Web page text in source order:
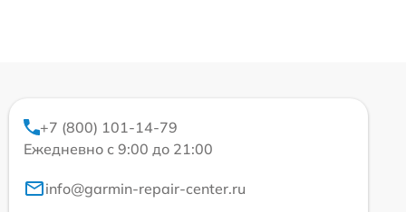
+7 (800) 101-14-79
Ежедневно с 9:00 до 21:00
info@garmin-repair-center.ru